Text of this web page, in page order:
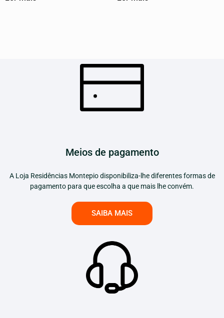
Meios de pagamento
A Loja Residências Montepio disponibiliza-lhe diferentes formas de
pagamento para que escolha a que mais lhe convém.
SAIBA MAIS